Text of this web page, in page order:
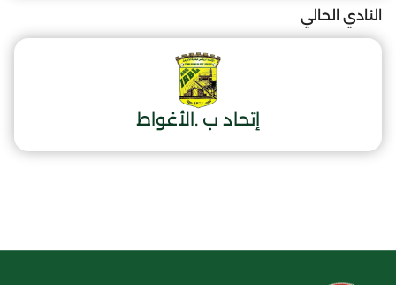
النادي الحالي
إتحاد ب .الأغواط